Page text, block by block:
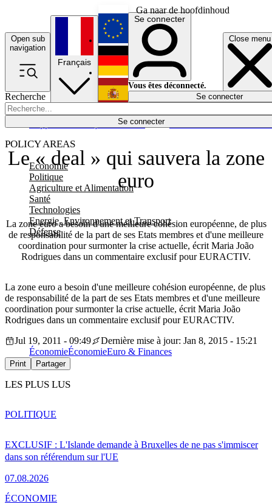
Ga naar de hoofdinhoud
Open sub
navigation
Close menu
Recherche
Se connecter
POLICY AREAS
Economie
Politique
Agriculture et Alimentation
Santé
Technologies
Energie, Environnement et Transport
Défense
Économie
Français
English
Deutsch
Español
Se connecter
Vous êtes déconnecté.
Se connecter
Le « deal » qui sauvera la zone
euro
La zone euro a besoin d'une meilleure cohésion européenne, de plus
de responsabilité de la part de ses Etats membres et d'une meilleure
coordination pour surmonter la crise actuelle, écrit Maria João
Rodrigues dans un commentaire exclusif pour EURACTIV.
La zone euro a besoin d'une meilleure cohésion européenne, de plus
de responsabilité de la part de ses Etats membres et d'une meilleure
coordination pour surmonter la crise actuelle, écrit Maria João
Rodrigues dans un commentaire exclusif pour EURACTIV.
Jul 19, 2011 - 09:49
Dernière mise à jour: Jan 8, 2015 - 15:21
ÉconomieÉconomieEuro & Finances
Print Partager
LES PLUS LUS
EXCLUSIF : L'Islande demande à Bruxelles de ne pas s'immiscer
dans son référendum sur l'UE
07.08.2026
POLITIQUE
ÉCONOMIE